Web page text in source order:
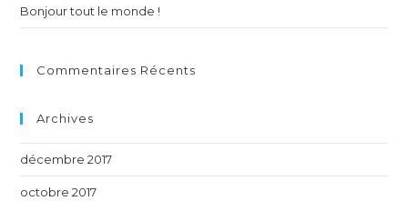
Bonjour tout le monde !
Commentaires Récents
Archives
décembre 2017
octobre 2017